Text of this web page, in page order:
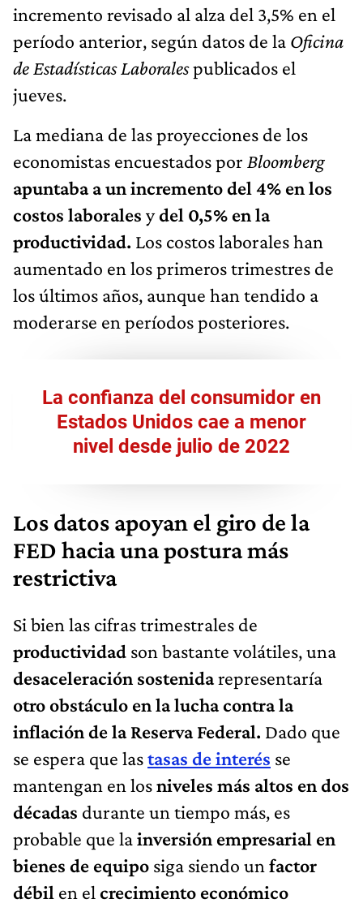
incremento revisado al alza del 3,5% en el
período anterior, según datos de la Oficina
de Estadísticas Laboralespublicados el
jueves.
La mediana de las proyecciones de los
economistas encuestados por Bloomberg
apuntaba a un incremento del 4% en los
costos laborales ydel 0,5% en la
productividad. Los costos laborales han
aumentado en los primeros trimestres de
los últimos años, aunque han tendido a
moderarse en períodos posteriores.
La confianza del consumidor en
Estados Unidos cae a menor
nivel desde julio de 2022
Los datos apoyan el giro de la
FED hacia una postura más
restrictiva
Si bien las cifras trimestrales de
productividad son bastante volátiles, una
desaceleración sostenidarepresentaría
otro obstáculo en la lucha contra la
inflación de la Reserva Federal. Dado que
se espera que lastasas de interés se
mantengan en losniveles más altos en dos
décadas durante un tiempo más, es
probable que lainversión empresarial en
bienes de equipo siga siendo un factor
débil en el crecimiento económico